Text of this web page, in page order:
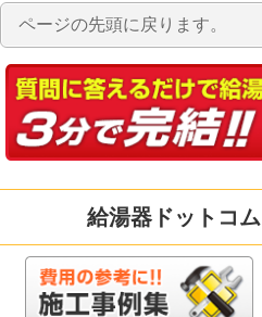
ページの先頭に戻ります。
給湯器ドットコ